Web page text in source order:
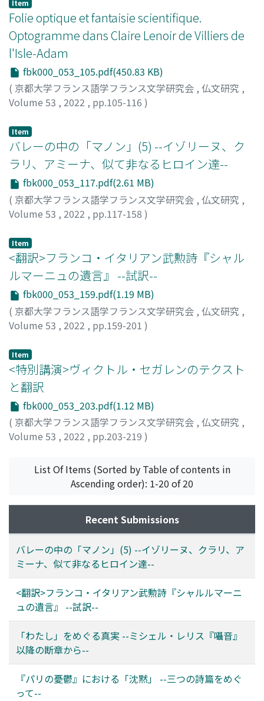
Item
Folie optique et fantaisie scientifique.
Optogramme dans Claire Lenoir de Villiers de
l'Isle-Adam
fbk000_053_105.pdf(450.83 KB)
( 京都大学フランス語学フランス文学研究会 , 仏文研究 ,
Volume 53 , 2022 , pp.105-116 )
Item
バレーの中の「マノン」(5) --イゾリーヌ、ク
ラリ、アミーナ、似て非なるヒロイン達--
fbk000_053_117.pdf(2.61 MB)
( 京都大学フランス語学フランス文学研究会 , 仏文研究 ,
Volume 53 , 2022 , pp.117-158 )
Item
<翻訳>フランコ・イタリアン武勲詩『シャル
ルマーニュの遺言』 --試訳--
fbk000_053_159.pdf(1.19 MB)
( 京都大学フランス語学フランス文学研究会 , 仏文研究 ,
Volume 53 , 2022 , pp.159-201 )
Item
<特別講演>ヴィクトル・セガレンのテクスト
と翻訳
fbk000_053_203.pdf(1.12 MB)
( 京都大学フランス語学フランス文学研究会 , 仏文研究 ,
Volume 53 , 2022 , pp.203-219 )
List Of Items (Sorted by Table of contents in
Ascending order): 1-20 of 20
Recent Submissions
バレーの中の「マノン」(5) --イゾリーヌ、クラリ、ア
ミーナ、似て非なるヒロイン達--
<翻訳>フランコ・イタリアン武勲詩『シャルルマーニ
ュの遺言』 --試訳--
「わたし」をめぐる真実 --ミシェル・レリス『囁音』
以降の断章から--
『パリの憂鬱』における「沈黙」 --三つの詩篇をめぐ
って--